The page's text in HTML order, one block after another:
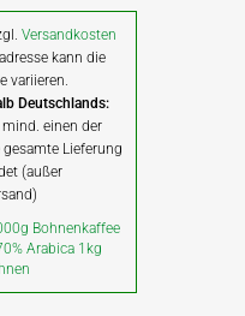
Versandkosten
kann die
variieren.
Deutschlands:
einen der
Lieferung
(außer
Bohnenkaffee
Arabica 1kg